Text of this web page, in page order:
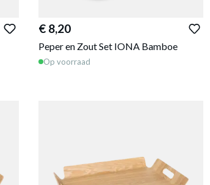
€ 8,20
Peper en Zout Set IONA Bamboe
Op voorraad